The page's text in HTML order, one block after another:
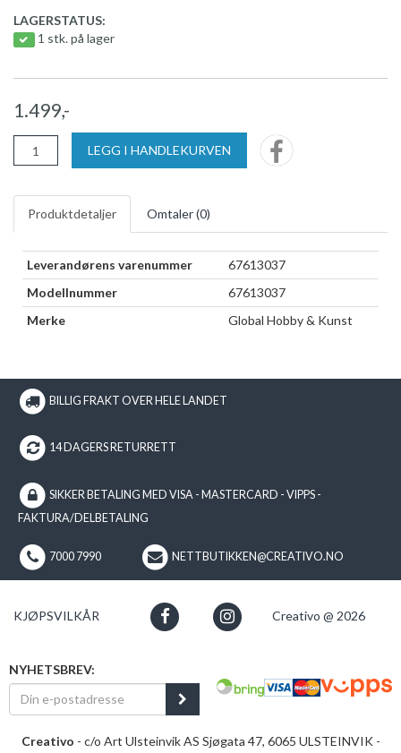
LAGERSTATUS:
1 stk. på lager
1.499,-
LEGG I HANDLEKURVEN
Produktdetaljer Omtaler (0)
Leverandørens varenummer
67613037
Modellnummer
67613037
Merke
Global Hobby & Kunst
BILLIG FRAKT OVER HELE LANDET
14 DAGERS RETURRETT
SIKKER BETALING MED VISA - MASTERCARD - VIPPS -
FAKTURA/DELBETALING
7000 7990 NETTBUTIKKEN@CREATIVO.NO
KJØPSVILKÅR Creativo @ 2026
NYHETSBREV:
Creativo - c/o Art Ulsteinvik AS Sjøgata 47, 6065 ULSTEINVIK -